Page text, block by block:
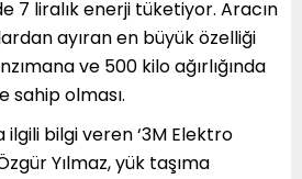
7 liralık enerji tüketiyor. Aracın
ayıran en büyük özelliği
ve 500 kilo ağırlığında
sahip olması.
ilgili bilgi veren ‘3M Elektro
Yılmaz, yük taşıma